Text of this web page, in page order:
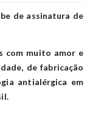
de assinatura de
com muito amor e
de fabricação
antialérgica em